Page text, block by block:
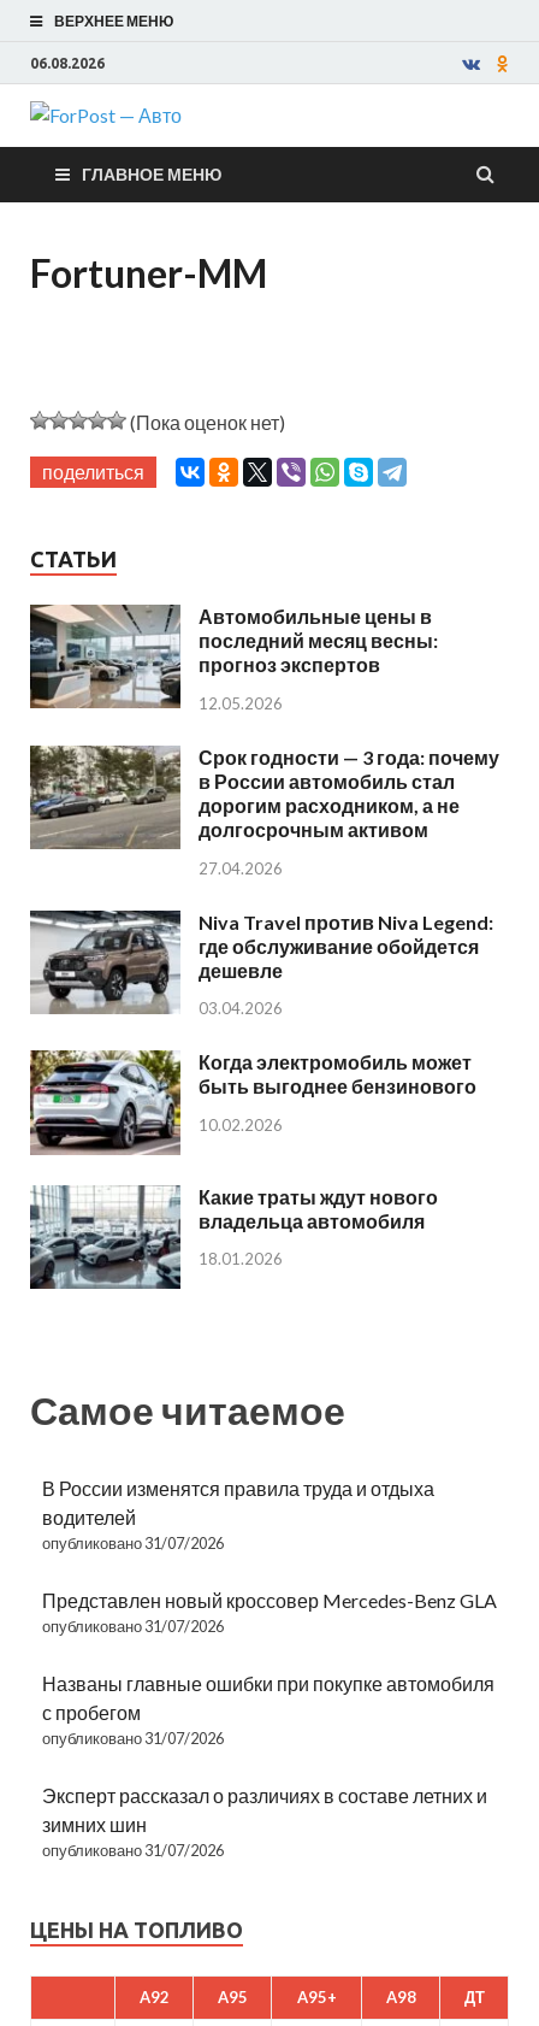
ВЕРХНЕЕ МЕНЮ
06.08.2026
ForPost —
Авто
ГЛАВНОЕ МЕНЮ
Fortuner-MM
(Пока оценок нет)
поделиться
СТАТЬИ
Автомобильные цены в
последний месяц весны:
прогноз экспертов
12.05.2026
Срок годности — 3 года: почему
в России автомобиль стал
дорогим расходником, а не
долгосрочным активом
27.04.2026
Niva Travel против Niva Legend:
где обслуживание обойдется
дешевле
03.04.2026
Когда электромобиль может
быть выгоднее бензинового
10.02.2026
Какие траты ждут нового
владельца автомобиля
18.01.2026
Самое читаемое
В России изменятся правила труда и отдыха
водителей
опубликовано 31/07/2026
Представлен новый кроссовер Mercedes-Benz GLA
опубликовано 31/07/2026
Названы главные ошибки при покупке автомобиля
с пробегом
опубликовано 31/07/2026
Эксперт рассказал о различиях в составе летних и
зимних шин
опубликовано 31/07/2026
ЦЕНЫ НА ТОПЛИВО
A92 A95 A95+ A98 ДТ